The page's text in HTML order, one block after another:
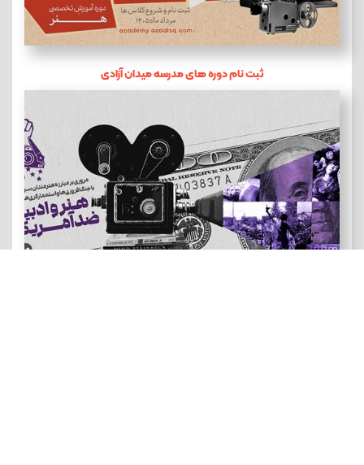
ثبت نام دوره های مدرسه میدان آزادی